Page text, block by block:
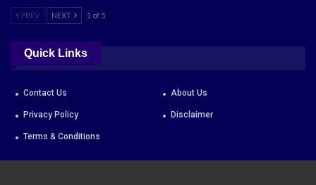
PREV NEXT 1 of 5
Quick Links
Contact Us About Us
Privacy Policy Disclaimer
Terms & Conditions